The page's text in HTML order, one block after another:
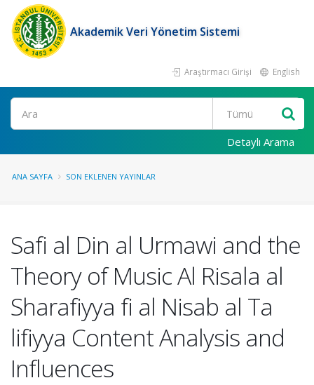
Akademik Veri Yönetim Sistemi
Araştırmacı Girişi English
Ara
Detaylı Arama
ANA SAYFA SON EKLENEN YAYINLAR
Safi al Din al Urmawi and the
Theory of Music Al Risala al
Sharafiyya fi al Nisab al Ta
lifiyya Content Analysis and
Influences